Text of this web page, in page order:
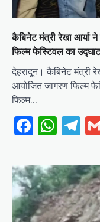
कैबिनेट मंत्री रेखा आर्या
फिल्म फेस्टिवल का
देहरादून। कैबिनेट मंत्री
आयोजित जागरण फिल्म
फिल्म…